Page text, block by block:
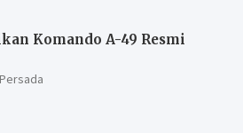
Komando A-49 Resmi